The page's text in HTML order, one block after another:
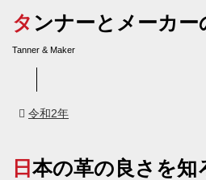
タンナーとメーカ
Tanner & Maker
令和2年
日本の革の良さを知